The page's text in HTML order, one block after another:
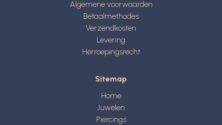
Algemene voorwaarden
Betaalmethodes
Verzendkosten
Levering
Herroepingsrecht
Sitemap
Home
Juwelen
Piercings